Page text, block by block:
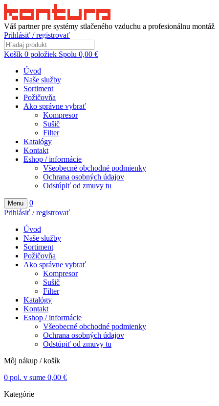
Váš partner pre systémy stlačeného vzduchu a profesionálnu montáž
Prihlásiť / registrovať
Košík 0 položiek Spolu 0,00 €
Úvod
Naše služby
Sortiment
Požičovňa
Ako správne vybrať
Kompresor
Sušič
Filter
Katalógy
Kontakt
Eshop / informácie
Všeobecné obchodné podmienky
Ochrana osobných údajov
Odstúpiť od zmuvy tu
Menu
0
Prihlásiť / registrovať
Úvod
Naše služby
Sortiment
Požičovňa
Ako správne vybrať
Kompresor
Sušič
Filter
Katalógy
Kontakt
Eshop / informácie
Všeobecné obchodné podmienky
Ochrana osobných údajov
Odstúpiť od zmuvy tu
Môj nákup / košík
0 pol. v sume 0,00 €
Kategórie